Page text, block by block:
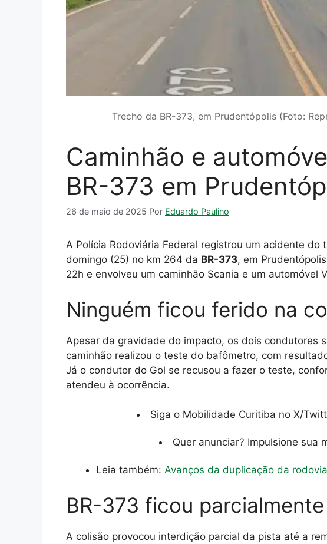
Trecho da BR-373, em Prudentópolis (Foto:
Caminhão e
BR-373 em
26 de maio de 2025 Por Eduardo Paulino
A Polícia Rodoviária Federal registrou um acidente do
domingo (25) no km 264 da BR-373, em
22h e envolveu um caminhão Scania e um automóvel
Ninguém ficou ferido na
Apesar da gravidade do impacto, os dois condutores
caminhão realizou o teste do bafômetro, com
Já o condutor do Gol se recusou a fazer o teste,
atendeu à ocorrência.
Siga o Mobilidade Curitiba no X/
Quer anunciar? Impulsione sua
Leia também: Avanços da duplicação da
BR-373 ficou
A colisão provocou interdição parcial da pista até a